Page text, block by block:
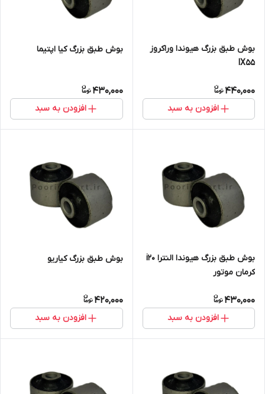
بوش طبق بزرگ هیوندا وراکروز
IX55
440,000
افزودن به سبد
بوش طبق بزرگ کیا اپتیما
430,000
افزودن به سبد
بوش طبق بزرگ هیوندا النترا i20
کرمان موتور
430,000
افزودن به سبد
بوش طبق بزرگ کیاریو
420,000
افزودن به سبد